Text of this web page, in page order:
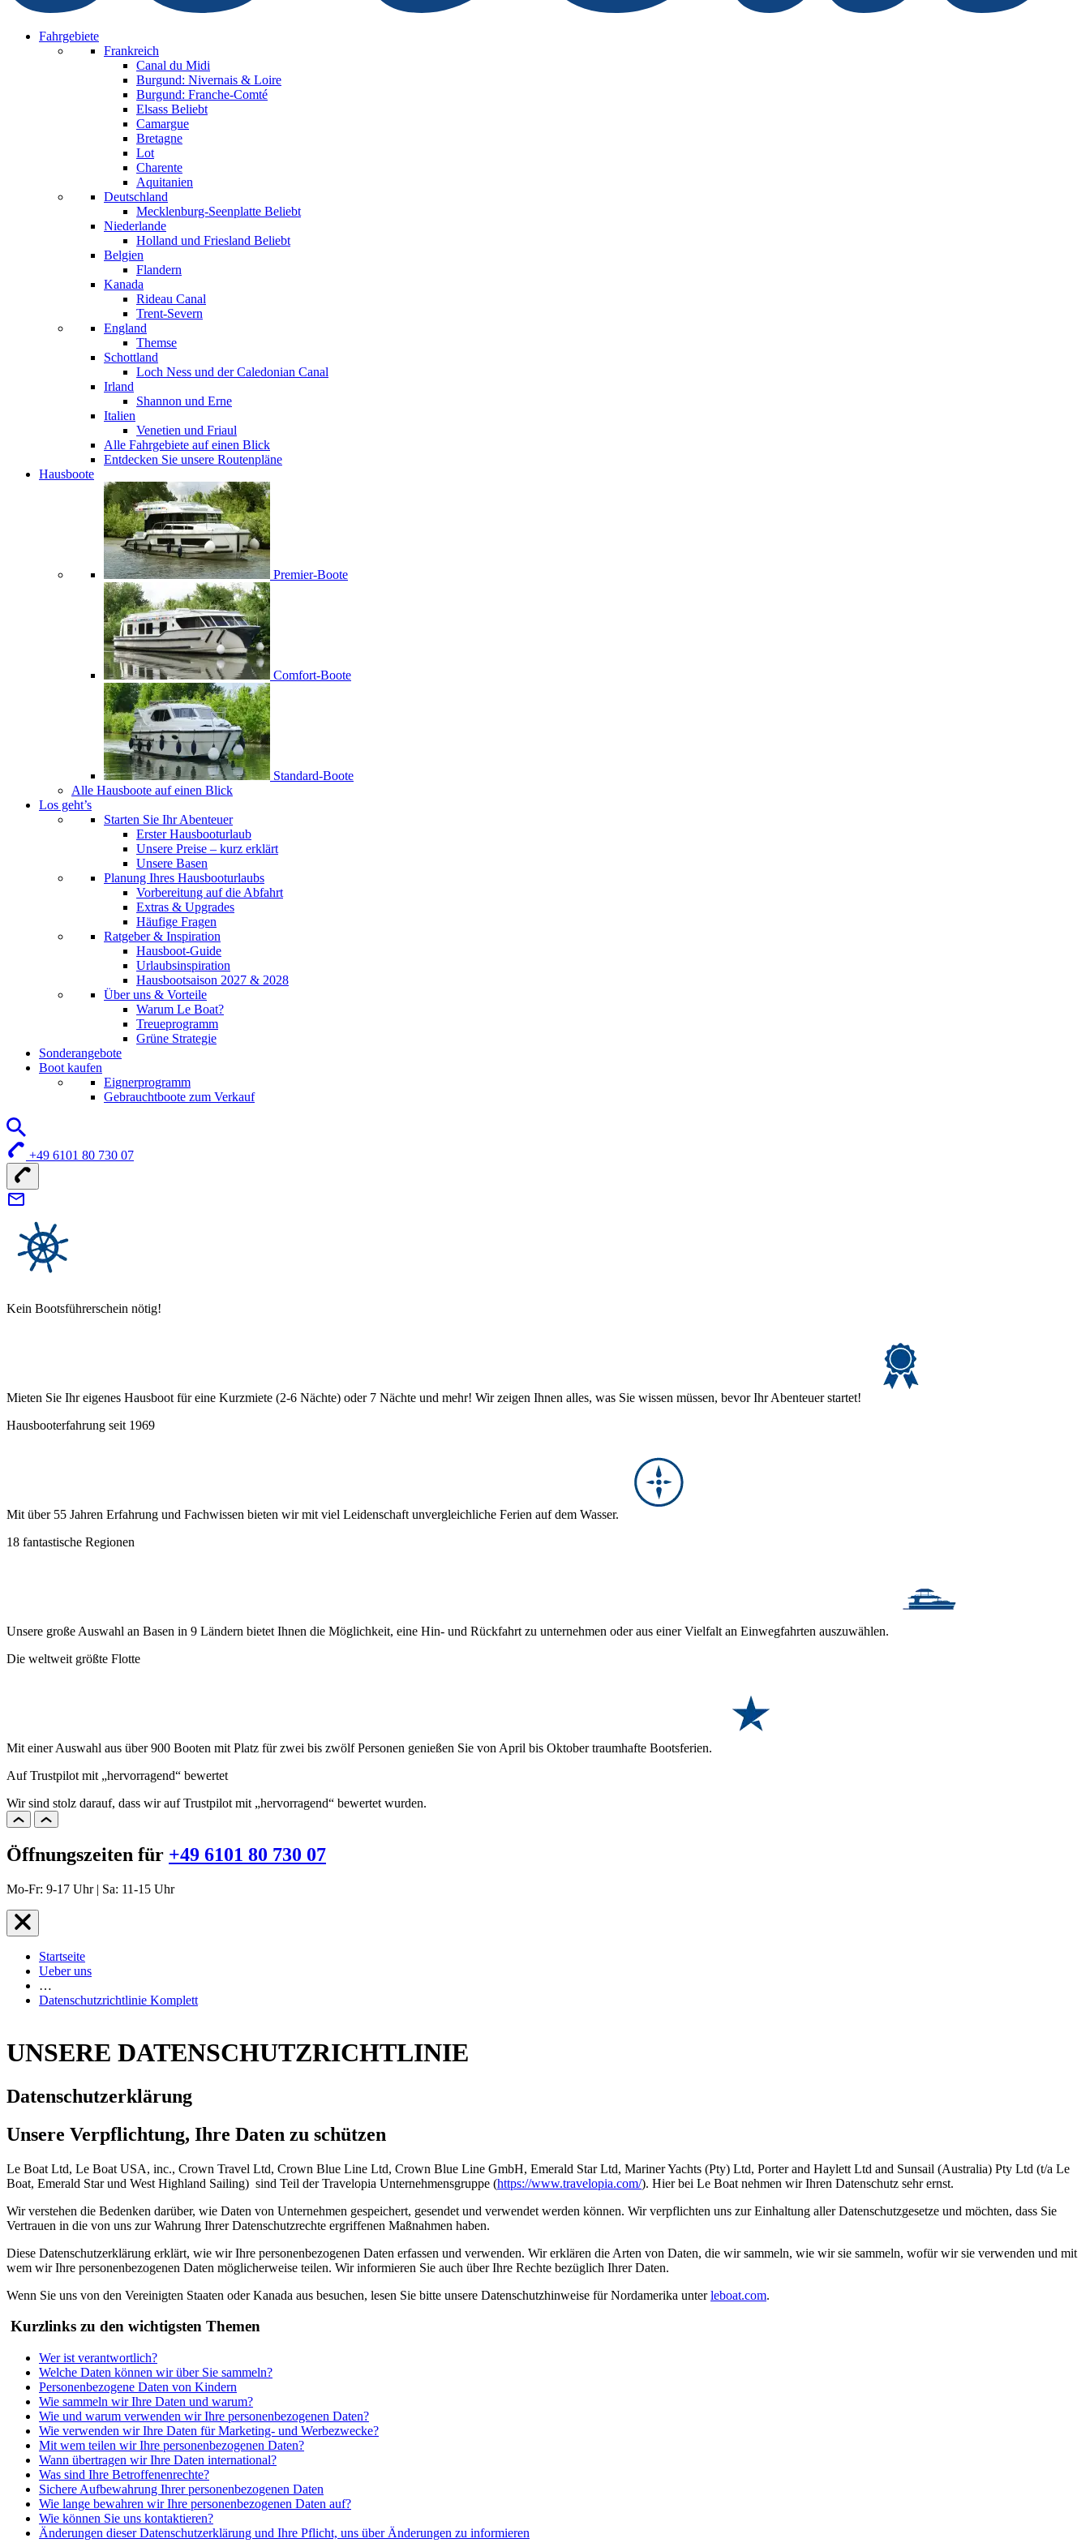
Fahrgebiete
Frankreich
Canal du Midi
Burgund: Nivernais & Loire
Burgund: Franche-Comté
Elsass Beliebt
Camargue
Bretagne
Lot
Charente
Aquitanien
Deutschland
Mecklenburg-Seenplatte Beliebt
Niederlande
Holland und Friesland Beliebt
Belgien
Flandern
Kanada
Rideau Canal
Trent-Severn
England
Themse
Schottland
Loch Ness und der Caledonian Canal
Irland
Shannon und Erne
Italien
Venetien und Friaul
Alle Fahrgebiete auf einen Blick
Entdecken Sie unsere Routenpläne
Hausboote
Premier-Boote
Comfort-Boote
Standard-Boote
Alle Hausboote auf einen Blick
Los geht’s
Starten Sie Ihr Abenteuer
Erster Hausbooturlaub
Unsere Preise – kurz erklärt
Unsere Basen
Planung Ihres Hausbooturlaubs
Vorbereitung auf die Abfahrt
Extras & Upgrades
Häufige Fragen
Ratgeber & Inspiration
Hausboot-Guide
Urlaubsinspiration
Hausbootsaison 2027 & 2028
Über uns & Vorteile
Warum Le Boat?
Treueprogramm
Grüne Strategie
Sonderangebote
Boot kaufen
Eignerprogramm
Gebrauchtboote zum Verkauf
+49 6101 80 730 07
Kein Bootsführerschein nötig!
Mieten Sie Ihr eigenes Hausboot für eine Kurzmiete (2-6 Nächte) oder 7 Nächte und mehr! Wir zeigen Ihnen alles, was Sie wissen müssen, bevor Ihr Abenteuer startet!
Hausbooterfahrung seit 1969
Mit über 55 Jahren Erfahrung und Fachwissen bieten wir mit viel Leidenschaft unvergleichliche Ferien auf dem Wasser.
18 fantastische Regionen
Unsere große Auswahl an Basen in 9 Ländern bietet Ihnen die Möglichkeit, eine Hin- und Rückfahrt zu unternehmen oder aus einer Vielfalt an Einwegfahrten auszuwählen.
Die weltweit größte Flotte
Mit einer Auswahl aus über 900 Booten mit Platz für zwei bis zwölf Personen genießen Sie von April bis Oktober traumhafte Bootsferien.
Auf Trustpilot mit „hervorragend“ bewertet
Wir sind stolz darauf, dass wir auf Trustpilot mit „hervorragend“ bewertet wurden.
Öffnungszeiten für +49 6101 80 730 07
Mo-Fr: 9-17 Uhr | Sa: 11-15 Uhr
Startseite
Ueber uns
…
Datenschutzrichtlinie Komplett
UNSERE DATENSCHUTZRICHTLINIE
Datenschutzerklärung
Unsere Verpflichtung, Ihre Daten zu schützen
Le Boat Ltd, Le Boat USA, inc., Crown Travel Ltd, Crown Blue Line Ltd, Crown Blue Line GmbH, Emerald Star Ltd, Mariner Yachts (Pty) Ltd, Porter and Haylett Ltd and Sunsail (Australia) Pty Ltd (t/a Le
Boat, Emerald Star und West Highland Sailing) sind Teil der Travelopia Unternehmensgruppe (https://www.travelopia.com/). Hier bei Le Boat nehmen wir Ihren Datenschutz sehr ernst.
Wir verstehen die Bedenken darüber, wie Daten von Unternehmen gespeichert, gesendet und verwendet werden können. Wir verpflichten uns zur Einhaltung aller Datenschutzgesetze und möchten, dass Sie
Vertrauen in die von uns zur Wahrung Ihrer Datenschutzrechte ergriffenen Maßnahmen haben.
Diese Datenschutzerklärung erklärt, wie wir Ihre personenbezogenen Daten erfassen und verwenden. Wir erklären die Arten von Daten, die wir sammeln, wie wir sie sammeln, wofür wir sie verwenden und mit
wem wir Ihre personenbezogenen Daten möglicherweise teilen. Wir informieren Sie auch über Ihre Rechte bezüglich Ihrer Daten.
Wenn Sie uns von den Vereinigten Staaten oder Kanada aus besuchen, lesen Sie bitte unsere Datenschutzhinweise für Nordamerika unterleboat.com.
Kurzlinks zu den wichtigsten Themen
Wer ist verantwortlich?
Welche Daten können wir über Sie sammeln?
Personenbezogene Daten von Kindern
Wie sammeln wir Ihre Daten und warum?
Wie und warum verwenden wir Ihre personenbezogenen Daten?
Wie verwenden wir Ihre Daten für Marketing- und Werbezwecke?
Mit wem teilen wir Ihre personenbezogenen Daten?
Wann übertragen wir Ihre Daten international?
Was sind Ihre Betroffenenrechte?
Sichere Aufbewahrung Ihrer personenbezogenen Daten
Wie lange bewahren wir Ihre personenbezogenen Daten auf?
Wie können Sie uns kontaktieren?
Änderungen dieser Datenschutzerklärung und Ihre Pflicht, uns über Änderungen zu informieren